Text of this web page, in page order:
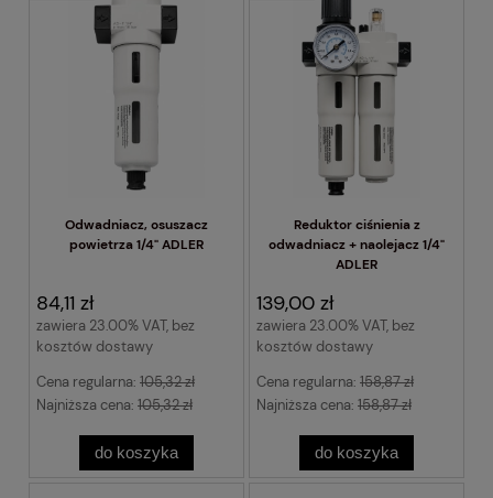
Odwadniacz, osuszacz
powietrza 1/4" ADLER
84,11 zł
zawiera 23.00% VAT, bez
kosztów dostawy
Cena regularna: 105,32 zł
Najniższa cena: 105,32 zł
do koszyka
Reduktor ciśnienia z
odwadniacz + naolejacz 1/4"
ADLER
139,00 zł
zawiera 23.00% VAT, bez
kosztów dostawy
Cena regularna: 158,87 zł
Najniższa cena: 158,87 zł
do koszyka